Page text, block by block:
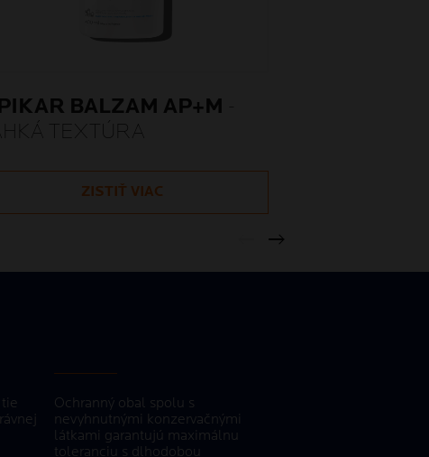
BALZAM AP+M
TEXTÚRA
ZISTIŤ VIAC
Ochranný obal spolu s
nevyhnutnými konzervačnými
látkami garantujú maximálnu
toleranciu s dlhodobou